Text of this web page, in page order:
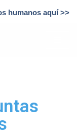
humanos aquí >>